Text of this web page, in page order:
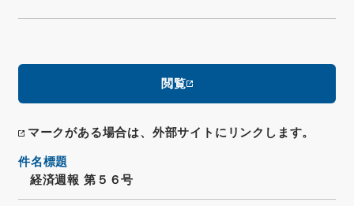
閲覧
マークがある場合は、外部サイトにリンクします。
件名標題
経済週報 第５６号